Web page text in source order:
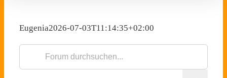
Eugenia2026-07-03T11:14:35+02:00